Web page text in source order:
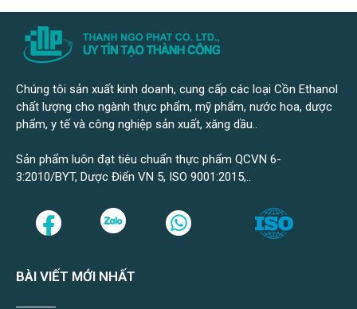
Chúng tôi sản xuất kinh doanh, cung cấp các loại Cồn Ethanol
chất lượng cho ngành thực phẩm, mỹ phẩm, nước hoa, dược
phẩm, y tế và công nghiệp sản xuất, xăng dầu..
Sản phẩm luôn đạt tiêu chuẩn thực phẩm QCVN 6-
3:2010/BYT, Dược Điển VN 5, ISO 9001:2015,..
BÀI VIẾT MỚI NHẤT